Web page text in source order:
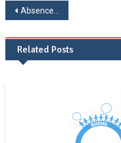
Navigation
de
l’article
Absences des élèves
Related Posts